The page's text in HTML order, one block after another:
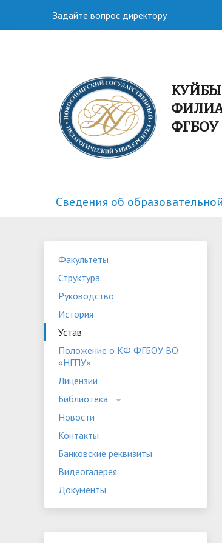
Задайте вопрос директору
ФГБОУ
Сведения об
Факультеты
Устав
Банковские реквизиты
Спортивная жизнь
Программы дополнительного
образования
Мероприятия
Факультеты
Структура
Руководство
История
Устав
Положение о КФ ФГБОУ ВО
«НГПУ»
Лицензии
Библиотека
Новости
Контакты
Банковские реквизиты
Видеогалерея
Документы